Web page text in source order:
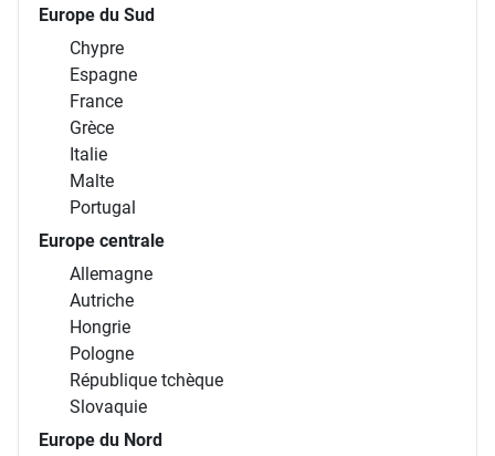
Europe du Sud
Chypre
Espagne
France
Grèce
Italie
Malte
Portugal
Europe centrale
Allemagne
Autriche
Hongrie
Pologne
République tchèque
Slovaquie
Europe du Nord